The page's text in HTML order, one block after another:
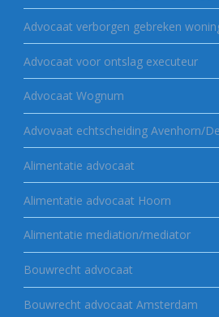
Advocaat verborgen gebreken
Advocaat voor ontslag executeur
Advocaat Wognum
Advovaat echtscheiding Avenhorn/
Alimentatie advocaat
Alimentatie advocaat Hoorn
Alimentatie mediation/mediator
Bouwrecht advocaat
Bouwrecht advocaat Amsterdam